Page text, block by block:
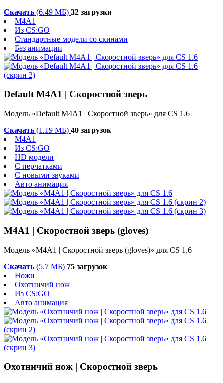
Скачать (6.49 МБ) 32 загрузки
M4A1
Из CS:GO
Стандартные модели со скинами
Без анимации
Default M4A1 | Скоростной зверь
Модель «Default M4A1 | Скоростной зверь» для CS 1.6
Скачать (1.19 МБ) 40 загрузок
M4A1
Из CS:GO
HD модели
С перчатками
С новыми звуками
Авто анимация
M4A1 | Скоростной зверь (gloves)
Модель «M4A1 | Скоростной зверь (gloves)» для CS 1.6
Скачать (5.7 МБ) 75 загрузок
Ножи
Охотничий нож
Из CS:GO
Авто анимация
Охотничий нож | Скоростной зверь